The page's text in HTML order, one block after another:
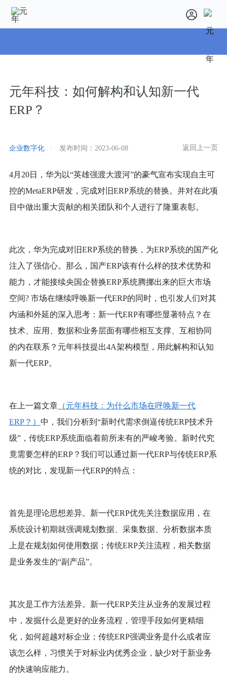
元年科技：如何解构和认知新一代
ERP？
企业数字化 · 发布时间： 2023-06-08 返回上一页
4月20日，华为以“英雄强渡大渡河”的豪气宣布实现自主可
控的MetaERP研发，完成对旧ERP系统的替换。并对在此项
目中做出重大贡献的相关团队和个人进行了隆重表彰。
此次，华为完成对旧ERP系统的替换，为ERP系统的国产化
注入了强信心。那么，国产ERP该有什么样的技术优势和
能力，才能接续央国企替换ERP系统腾挪出来的巨大市场
空间? 市场在继续呼唤新一代ERP的同时，也引发人们对其
内涵和外延的深入思考：新一代ERP有哪些显著特点？在
技术、应用、数据和业务层面有哪些相互支撑、互相协同
的内在联系？元年科技提出4A架构模型，用此解构和认知
新一代ERP。
在上一篇文章（元年科技：为什么市场在呼唤新一代
ERP？ ） 中，我们分析到 “新时代需求倒逼传统ERP技术升
级”，传统ERP系统面临着前所未有的严峻考验。新时代究
竟需要怎样的ERP？我们可以通过新一代ERP与传统ERP系
统的对比，发现新一代ERP的特点：
首先是理论思想差异。 新一代ERP优先关注数据应用，在
系统设计初期就强调规划数据、采集数据、分析数据本质
上是在规划如何使用数据；传统ERP关注流程，相关数据
是业务发生的“副产品”。
其次是工作方法差异。 新一代ERP关注从业务的发展过程
中，发掘什么是更好的业务流程，管理手段如何更精细
化，如何超越对标企业；传统ERP强调业务是什么或者应
该怎么样，习惯关于对标业内优秀企业，缺少对于新业务
的快速响应能力。